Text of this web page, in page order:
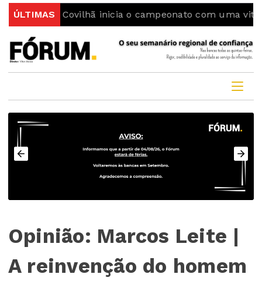
ÚLTIMAS
da Covilhã inicia o campeonato com uma vitória
Opinião: Marcos Leite |
A reinvenção do homem